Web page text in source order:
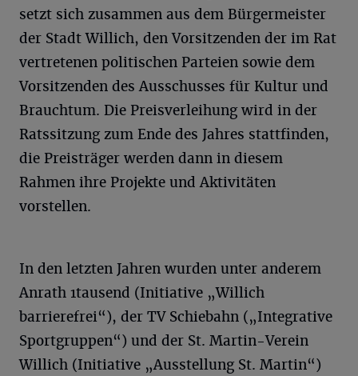
setzt sich zusammen aus dem Bürgermeister
der Stadt Willich, den Vorsitzenden der im Rat
vertretenen politischen Parteien sowie dem
Vorsitzenden des Ausschusses für Kultur und
Brauchtum. Die Preisverleihung wird in der
Ratssitzung zum Ende des Jahres stattfinden,
die Preisträger werden dann in diesem
Rahmen ihre Projekte und Aktivitäten
vorstellen.
In den letzten Jahren wurden unter anderem
Anrath 1tausend (Initiative „Willich
barrierefrei“), der TV Schiebahn („Integrative
Sportgruppen“) und der St. Martin-Verein
Willich (Initiative „Ausstellung St. Martin“)